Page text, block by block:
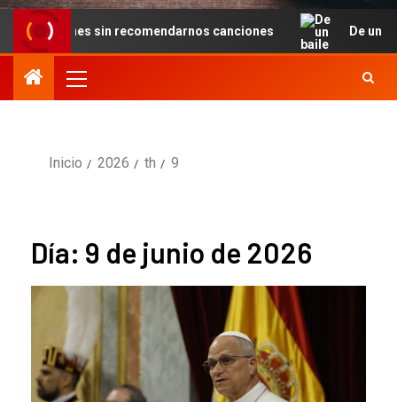
canciones De un baile en Cannes a
Inicio 2026 th 9
Día: 9 de junio de 2026